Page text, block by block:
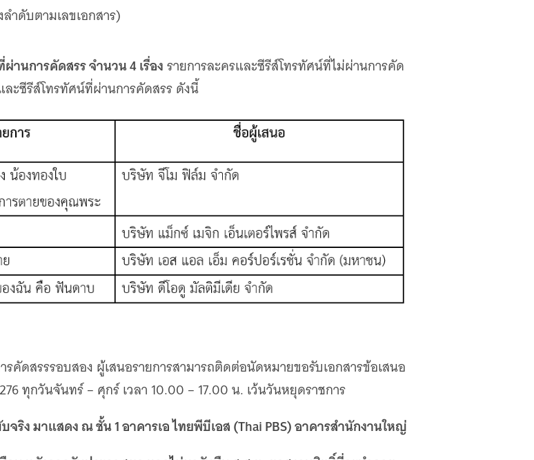
ำดับตามเลขเอกสาร)
านการคัดสรร จำนวน 4 เรื่องรายการละครและซีรีส์โทรทัศน์ที่ไม่ผ่านการคัด
ละซีรีส์โทรทัศน์ที่ผ่านการคัดสรร ดังนี้
คัดสรรรอบสอง ผู้เสนอรายการสามารถติดต่อนัดหมายขอรับเอกสารข้อเสนอ
ทุกวันจันทร์ – ศุกร์ เวลา 10.00 – 17.00 น. เว้นวันหยุดราชการ
จริง มาแสดง ณ ชั้น 1 อาคารเอ ไทยพีบีเอส (Thai PBS) อาคารสำนักงานใหญ่